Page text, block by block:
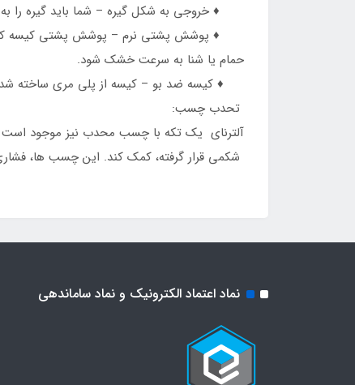
♦️ خروجی به شکل گیره – شما باید گیره را
♦️ پوشش پشتی نرم – پوشش پشتی کیسه که
حمام یا شنا به سرعت خشک شود.
♦️ کیسه ضد بو – کیسه از پلی مری ساخته
تحدب چسب:
آلترنای یک تکه با چسب محدب نیز موجود است
شکمی قرار گرفته، کمک کند. این چسب ها،
نماد اعتماد الکترونیک و نماد ساماندهی